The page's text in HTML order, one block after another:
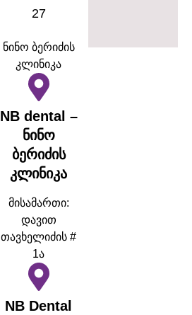
27
ნინო ბერიძის
კლინიკა
NB dental –
ნინო
ბერიძის
კლინიკა
მისამართი:
დავით
თავხელიძის #
1ა
NB Dental